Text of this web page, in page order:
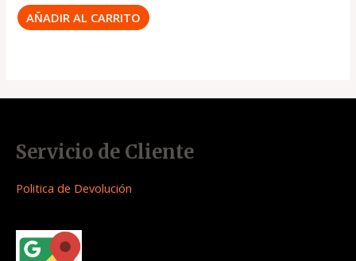
AÑADIR AL CARRITO
Servicio de Cliente
Politica de Devolución